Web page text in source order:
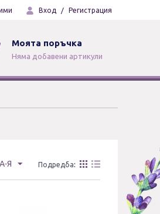
Вход / Регистрация
Моята поръчка
Няма добавени артикули
Подредба:
Я